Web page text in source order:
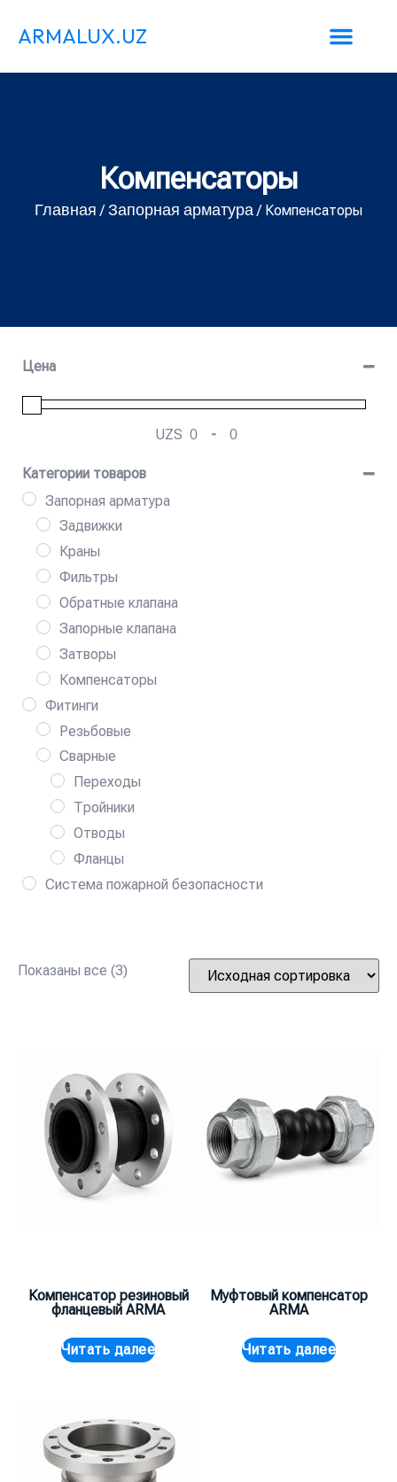
ARMALUX.UZ
Компенсаторы
Главная /Запорная арматура/ Компенсаторы
Цена
UZS -
Категории товаров
Запорная арматура
Задвижки
Краны
Фильтры
Обратные клапана
Запорные клапана
Затворы
Компенсаторы
Фитинги
Резьбовые
Сварные
Переходы
Тройники
Отводы
Фланцы
Система пожарной безопасности
Показаны все (3)
Компенсатор резиновый
фланцевый ARMA
Читать далее
Муфтовый компенсатор
ARMA
Читать далее